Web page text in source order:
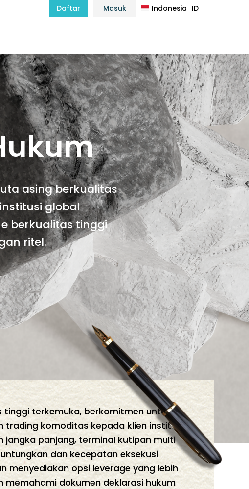
Daftar Masuk Indonesia ID
हिन्दी HI
asing berkualitas
global
berkualitas tinggi
ritel.
terkemuka, berkomitmen untuk
trading komoditas kepada klien institusi
jangka panjang, terminal kutipan multi
dan kecepatan eksekusi
menyediakan opsi leverage yang lebih
memahami dokumen deklarasi hukum